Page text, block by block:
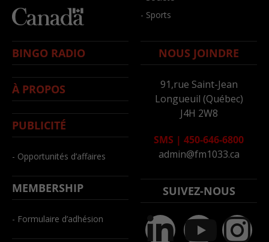
- Sports
BINGO RADIO
À PROPOS
PUBLICITÉ
- Opportunités d’affaires
MEMBERSHIP
- Formulaire d’adhésion
NOUS JOINDRE
91,rue Saint-Jean
Longueuil (Québec)
J4H 2W8
SMS | 450-646-6800
admin@fm1033.ca
SUIVEZ-NOUS